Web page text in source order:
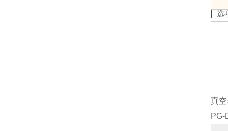
选
真
PG-